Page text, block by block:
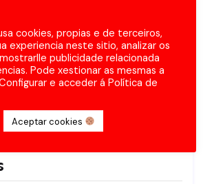
cookies, propias e de terceiros,
experiencia neste sitio, analizar os
publicidade relacionada
Pode xestionar as mesmas a
e acceder á Política de
Aceptar cookies